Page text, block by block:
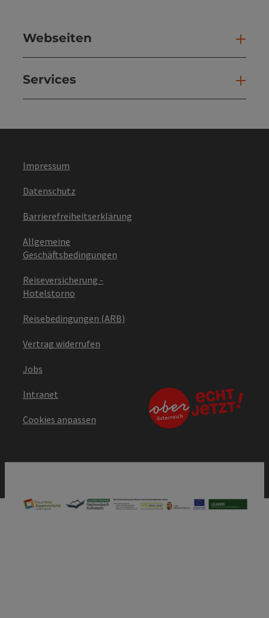
Webseiten
Services
Impressum
Datenschutz
Barrierefreiheitserklärung
Allgemeine
Geschäftsbedingungen
Reiseversicherung -
Hotelstorno
Reisebedingungen (ARB)
Vertrag widerrufen
Jobs
Intranet
Cookies anpassen